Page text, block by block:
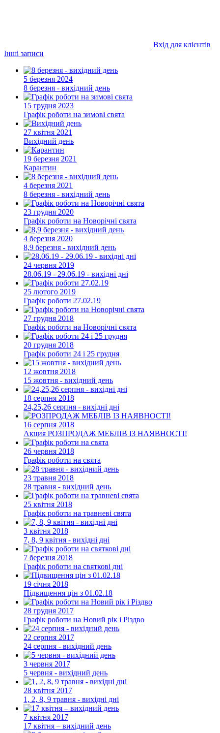
Вхід для клієнтів
Інші записи
5 березня 2024
8 березня - вихідний день
15 грудня 2023
Графік роботи на зимові свята
27 квітня 2021
Вихідний день
19 березня 2021
Карантин
4 березня 2021
8 березня - вихідний день
23 грудня 2020
Графік роботи на Новорічні свята
4 березня 2020
8,9 березня - вихідний день
24 червня 2019
28.06.19 - 29.06.19 - вихідні дні
25 лютого 2019
Графік роботи 27.02.19
27 грудня 2018
Графік роботи на Новорічні свята
20 грудня 2018
Графік роботи 24 і 25 грудня
12 жовтня 2018
15 жовтня - вихідний день
18 серпня 2018
24,25,26 серпня - вихідні дні
16 серпня 2018
Акция РОЗПРОДАЖ МЕБЛІВ ІЗ НАЯВНОСТІ!
26 червня 2018
Графік роботи на свята
23 травня 2018
28 травня - вихідний день
25 квітня 2018
Графік роботи на травневі свята
3 квітня 2018
7, 8, 9 квітня - вихідні дні
7 березня 2018
Графік роботи на святкові дні
19 січня 2018
Підвищення цін з 01.02.18
28 грудня 2017
Графік роботи на Новий рік і Різдво
22 серпня 2017
24 серпня - вихідний день
3 червня 2017
5 червня - вихідний день
28 квітня 2017
1, 2, 8, 9 травня - вихідні дні
7 квітня 2017
17 квітня – вихідний день